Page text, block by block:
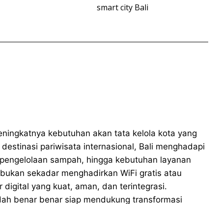
smart city Bali
kebutuhan akan tata kelola kota yang
pariwisata internasional, Bali menghadapi
sampah, hingga kebutuhan layanan
sekadar menghadirkan WiFi gratis atau
digital yang kuat, aman, dan terintegrasi.
benar benar siap mendukung transformasi